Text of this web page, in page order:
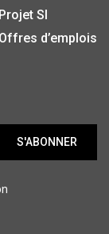
Projet SI
Offres d’emplois
S'ABONNER